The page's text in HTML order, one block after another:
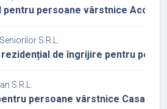
pentru persoane vârstnice
S.R.L.
de îngrijire pentru
S.R.L.
persoane vârstnice Casa